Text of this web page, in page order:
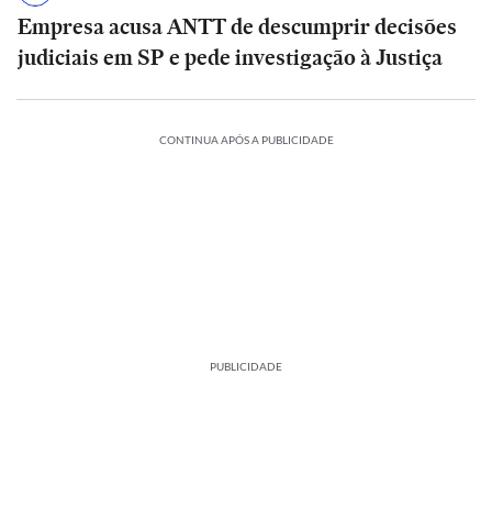
Empresa acusa ANTT de descumprir decisões
judiciais em SP e pede investigação à Justiça
CONTINUA APÓS A PUBLICIDADE
PUBLICIDADE